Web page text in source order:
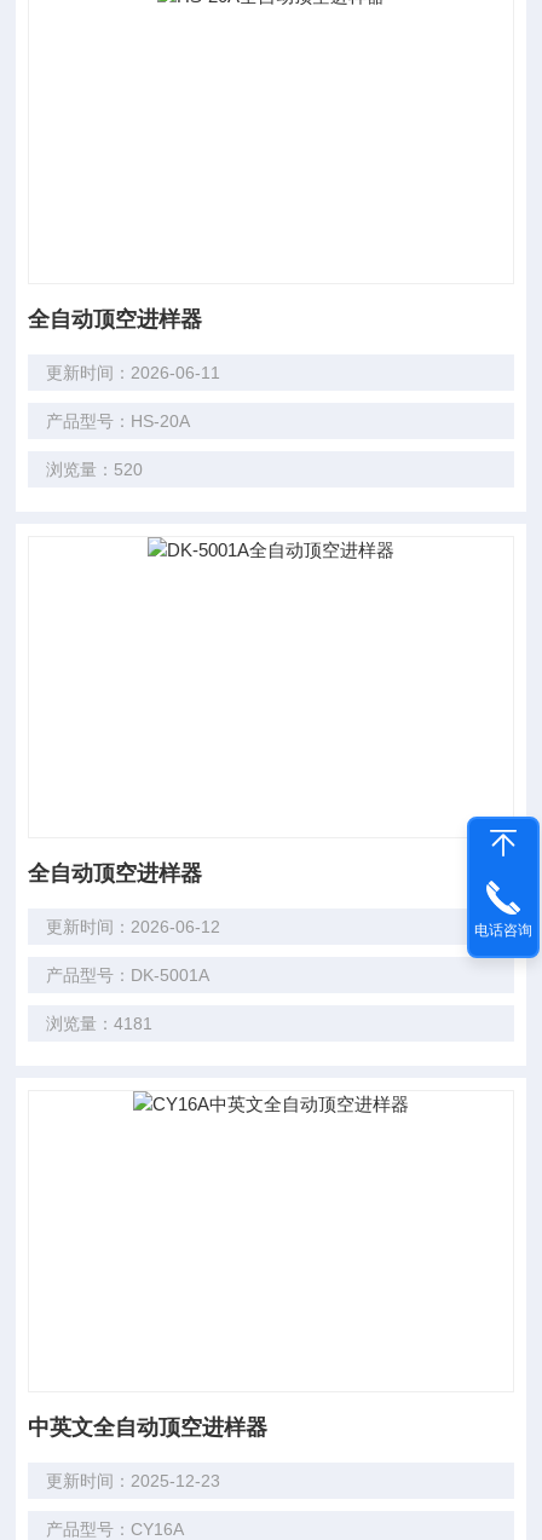
全自动顶空进样器
更新时间：2026-06-11
产品型号：HS-20A
浏览量：520
全自动顶空进样器
更新时间：2026-06-12
产品型号：DK-5001A
浏览量：4181
中英文全自动顶空进样器
更新时间：2025-12-23
产品型号：CY16A
电话咨询